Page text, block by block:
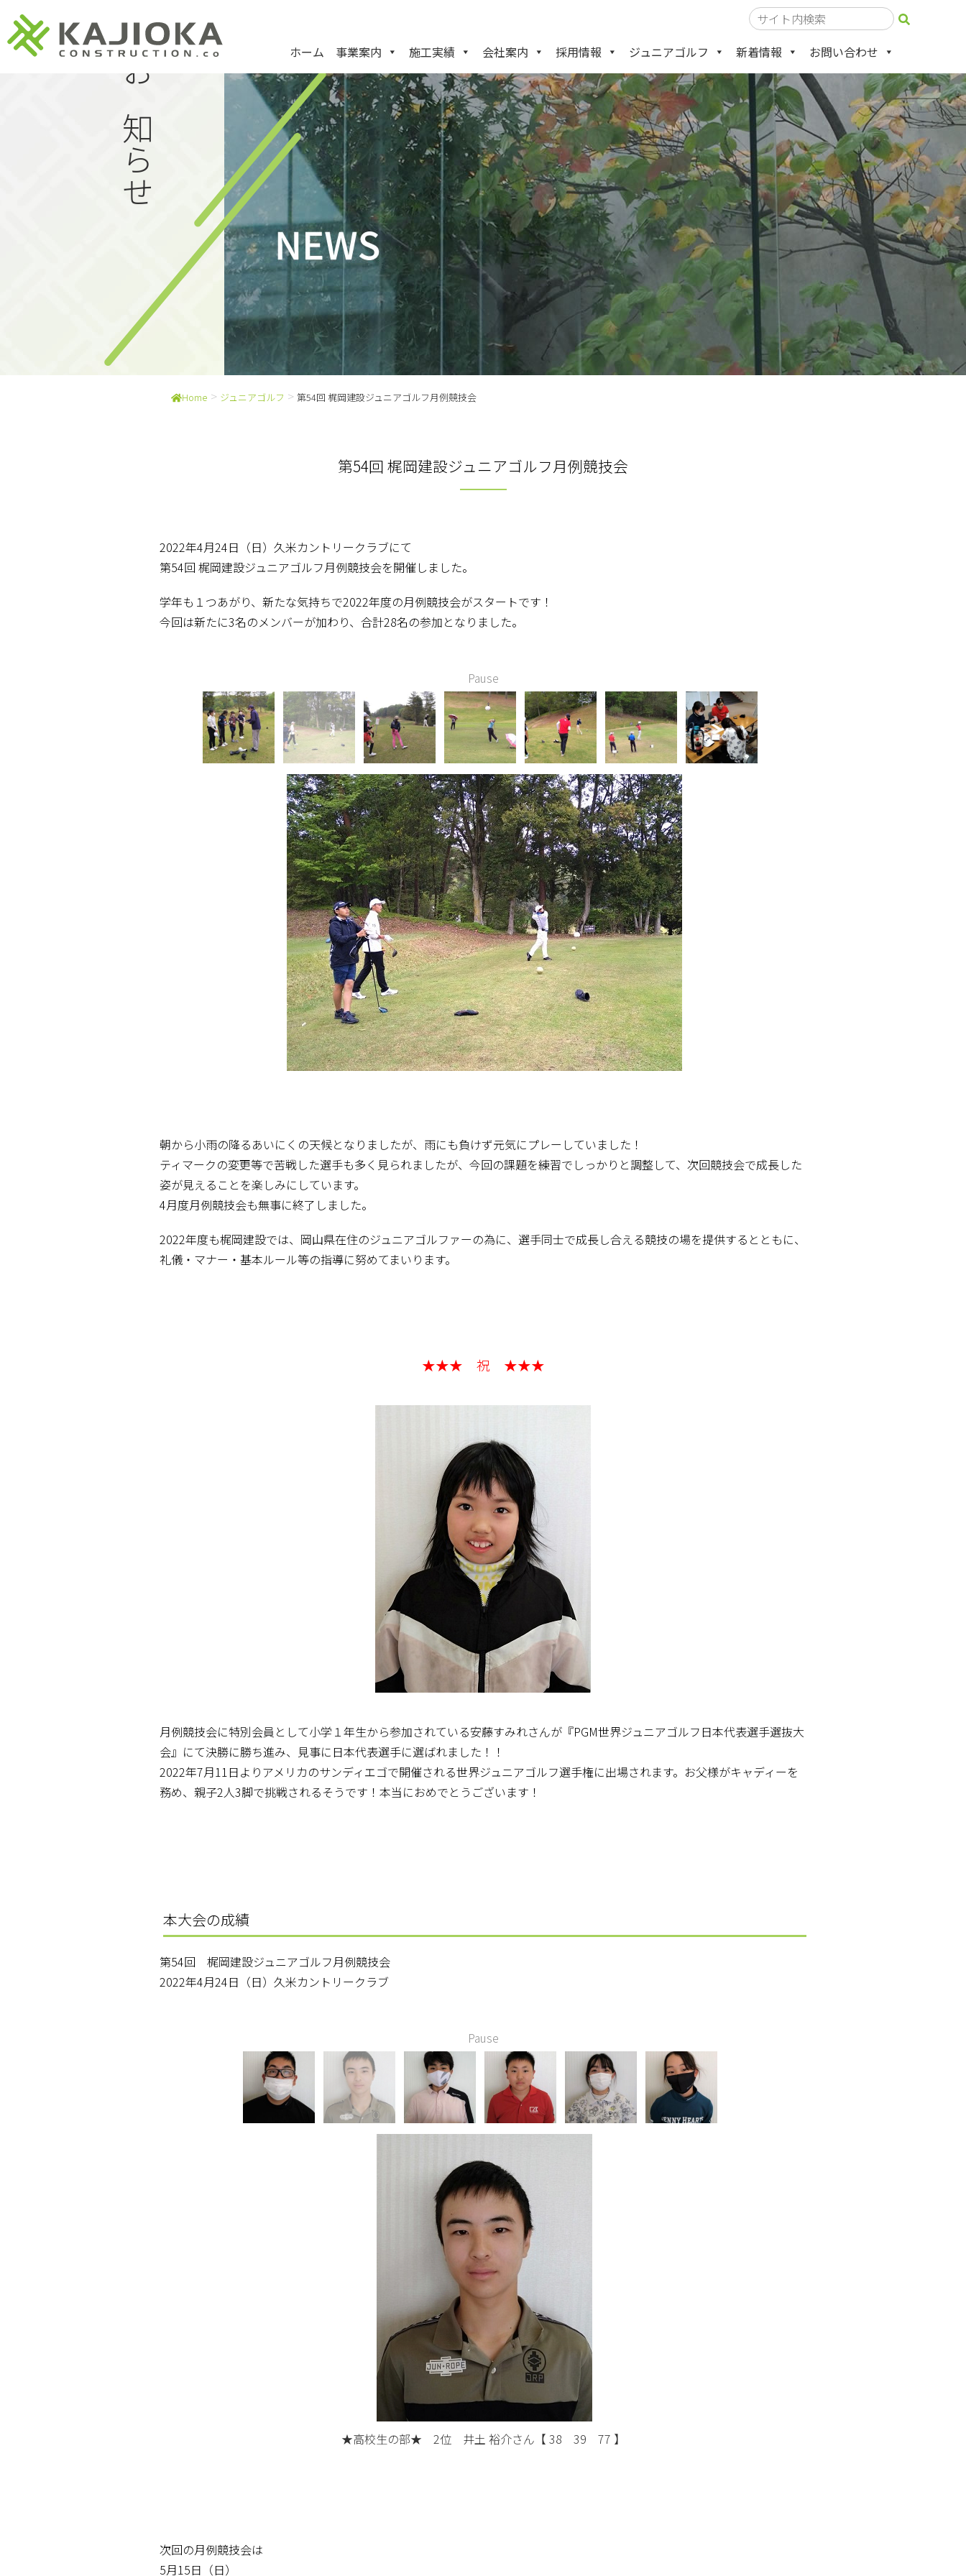
ホーム 事業案内 施工実績 会社案内 採用情報 ジュニアゴルフ 新着情報 お問い合わせ
お知らせ
Home > ジュニアゴルフ > 第54回 梶岡建設ジュニアゴルフ月例競技会
第54回 梶岡建設ジュニアゴルフ月例競技会
2022年4月24日（日）久米カントリークラブにて
第54回 梶岡建設ジュニアゴルフ月例競技会を開催しました。
学年も１つあがり、新たな気持ちで2022年度の月例競技会がスタートです！
今回は新たに3名のメンバーが加わり、合計28名の参加となりました。
Pause
朝から小雨の降るあいにくの天候となりましたが、雨にも負けず元気にプレーしていました！
ティマークの変更等で苦戦した選手も多く見られましたが、今回の課題を練習でしっかりと調整して、次回競技会で成長した
姿が見えることを楽しみにしています。
4月度月例競技会も無事に終了しました。
2022年度も梶岡建設では、岡山県在住のジュニアゴルファーの為に、選手同士で成長し合える競技の場を提供するとともに、
礼儀・マナー・基本ルール等の指導に努めてまいります。
★★★ 祝 ★★★
月例競技会に特別会員として小学１年生から参加されている安藤すみれさんが『PGM世界ジュニアゴルフ日本代表選手選抜大
会』にて決勝に勝ち進み、見事に日本代表選手に選ばれました！！
2022年7月11日よりアメリカのサンディエゴで開催される世界ジュニアゴルフ選手権に出場されます。お父様がキャディーを
務め、親子2人3脚で挑戦されるそうです！本当におめでとうございます！
本大会の成績
第54回 梶岡建設ジュニアゴルフ月例競技会
2022年4月24日（日）久米カントリークラブ
Pause
★高校生の部★ 2位 井土 裕介さん【 38 39 77 】
次回の月例競技会は
5月15日（日）